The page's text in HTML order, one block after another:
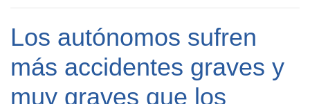
Los autónomos sufren
más accidentes graves y
muy graves que los